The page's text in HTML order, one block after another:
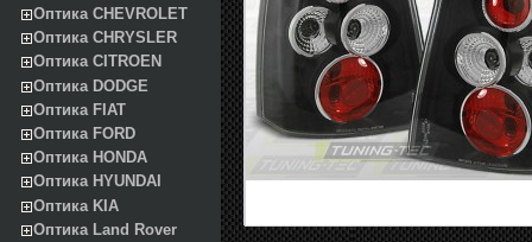
Оптика CHEVROLET
Оптика CHRYSLER
Оптика CITROEN
Оптика DODGE
Оптика FIAT
Оптика FORD
Оптика HONDA
Оптика HYUNDAI
Оптика KIA
Оптика Land Rover